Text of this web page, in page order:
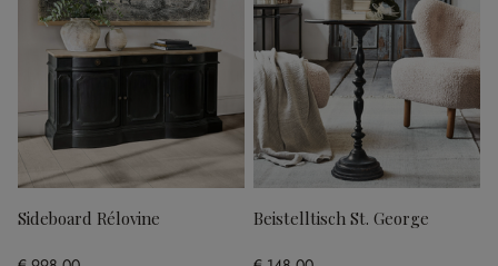
Sideboard Rélovine Beistelltisch St. George